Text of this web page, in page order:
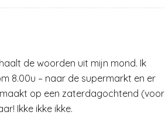
de woorden uit mijn mond. Ik
8.00u – naar de supermarkt en er
op een zaterdagochtend (voor
Ikke ikke ikke.